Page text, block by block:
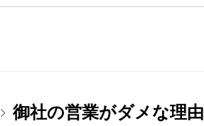
御社の営業がダメな理由